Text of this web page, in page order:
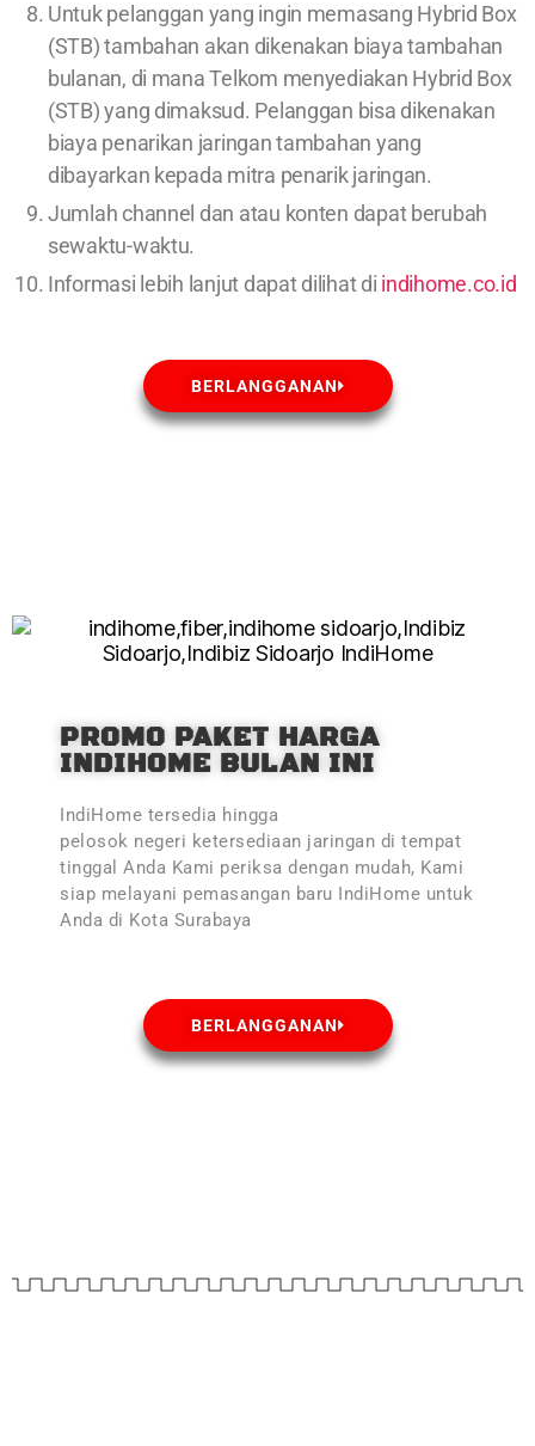
Untuk pelanggan yang ingin memasang Hybrid Box
(STB) tambahan akan dikenakan biaya tambahan
bulanan, di mana Telkom menyediakan Hybrid Box
(STB) yang dimaksud. Pelanggan bisa dikenakan
biaya penarikan jaringan tambahan yang
dibayarkan kepada mitra penarik jaringan.
Jumlah channel dan atau konten dapat berubah
sewaktu-waktu.
Informasi lebih lanjut dapat dilihat di indihome.co.id
BERLANGGANAN
PROMO PAKET HARGA
INDIHOME BULAN INI
IndiHome tersedia hingga
pelosok negeri ketersediaan jaringan di tempat
tinggal Anda Kami periksa dengan mudah, Kami
siap melayani pemasangan baru IndiHome untuk
Anda di Kota Surabaya
BERLANGGANAN